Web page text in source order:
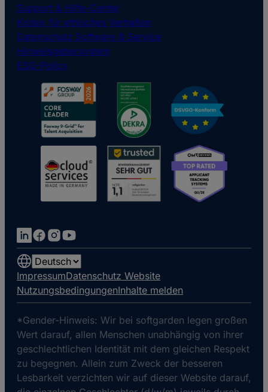
Support & Hilfe-Center
Kodex für ethisches Verhalten
Datenschutz Software & Service
Hinweisgebersystem
ESG-Policy
Choose
a
language
ImpressumDatenschutz Website
NutzungsbedingungenInhalte melden
*Gender-Hinweis: Wir bei softgarden legen großen
Wert darauf, allen Menschen unabhängig von ihrer
geschlechtlichen Identität mit dem gleichen Respekt
zu begegnen. Allein zum Zweck der besseren
Lesbarkeit verzichten wir auf dieser Website darauf,